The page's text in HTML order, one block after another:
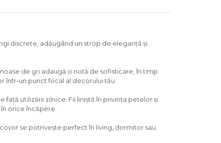
discrete, adăugând un strop de eleganță și
de gri adaugă o notă de sofisticare, în timp
un punct focal al decorului tău.
utilizării zilnice. Fii liniștit în privința petelor și
orice încăpere.
se potrivește perfect în living, dormitor sau